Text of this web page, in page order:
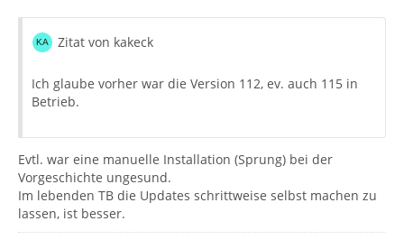
Zitat von kakeck
Ich glaube vorher war die Version 112, ev. auch 115 in
Betrieb.
Evtl. war eine manuelle Installation (Sprung) bei der
Vorgeschichte ungesund.
Im lebenden TB die Updates schrittweise selbst machen zu
lassen, ist besser.